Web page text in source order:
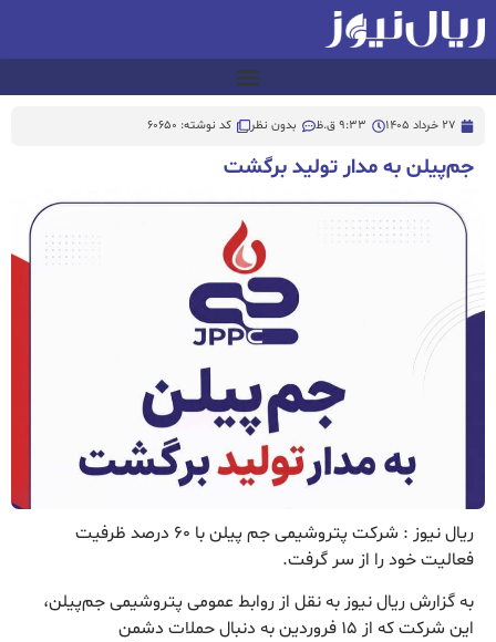
27 خرداد 1405 9:33 ق.ظ بدون نظر کد نوشته: 60650
جم‌پیلن به مدار تولید برگشت
ریال نیوز : شرکت پتروشیمی جم پیلن با ۶۰ درصد ظرفیت
فعالیت خود را از سر گرفت.
به گزارش ریال نیوز به نقل از روابط عمومی پتروشیمی جم‌پیلن،
این شرکت که از ۱۵ فروردین به دنبال حملات دشمن